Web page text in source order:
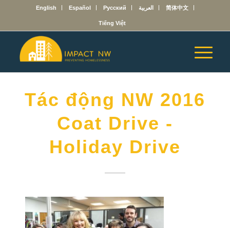
English Español Русский العربية 简体中文
Tiếng Việt
Tác động NW 2016
Coat Drive -
Holiday Drive